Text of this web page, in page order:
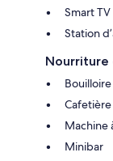
Smart
Station
Nourriture
Machine
Minibar